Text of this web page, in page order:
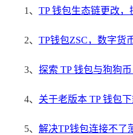
1、 TP 钱包生态链更改
2、 TP钱包ZSC，数字货
3、 探索 TP 钱包与狗狗
4、 关于老版本 TP 钱包
5、 解决TP钱包连接不了